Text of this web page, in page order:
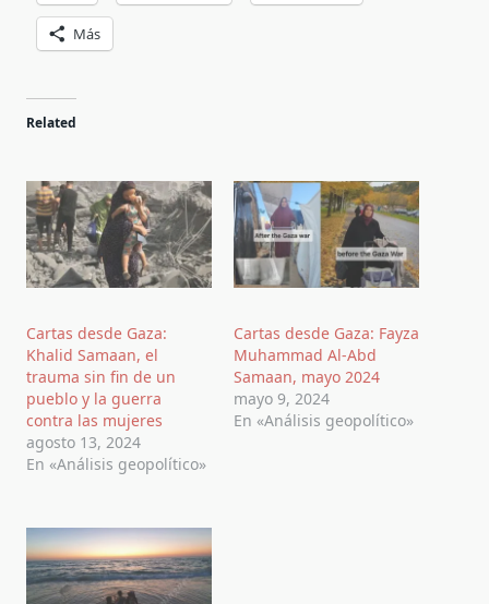
Más
Related
Cartas desde Gaza:
Khalid Samaan, el
trauma sin fin de un
pueblo y la guerra
contra las mujeres
agosto 13, 2024
En «Análisis geopolítico»
Cartas desde Gaza: Fayza
Muhammad Al-Abd
Samaan, mayo 2024
mayo 9, 2024
En «Análisis geopolítico»